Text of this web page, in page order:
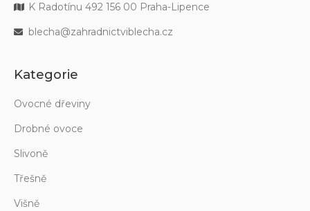
K Radotínu 492 156 00 Praha-Lipence
blecha@zahradnictviblecha.cz
Kategorie
Ovocné dřeviny
Drobné ovoce
Slivoně
Třešně
Višně